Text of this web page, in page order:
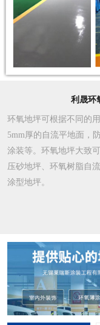
利晟环
环氧地坪可根据不同的
5mm厚的自流平地面，
涂装等。环氧地坪大致
压砂地坪、环氧树脂自
涂型地坪。